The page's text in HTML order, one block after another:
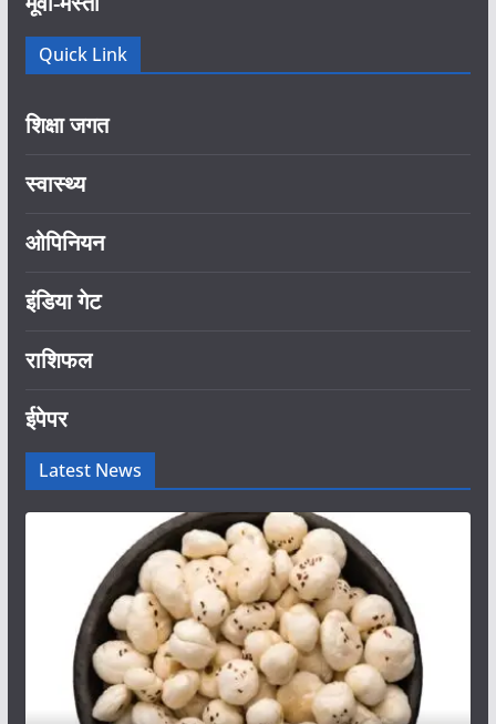
Quick Link
शिक्षा जगत
स्वास्थ्य
ओपिनियन
इंडिया गेट
राशिफल
ईपेपर
Latest News